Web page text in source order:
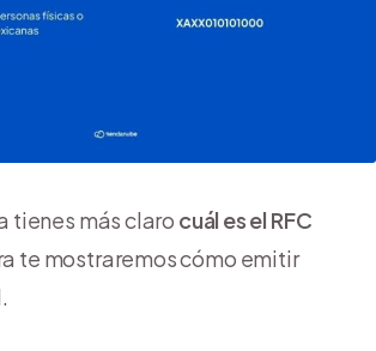
tienes más claro cuál es el RFC
te mostraremos cómo emitir